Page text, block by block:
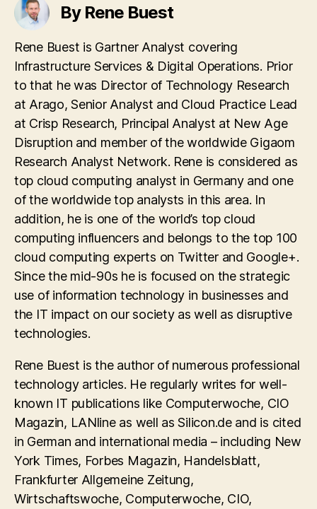
By Rene Buest
Rene Buest is Gartner Analyst covering
Infrastructure Services & Digital Operations. Prior
to that he was Director of Technology Research
at Arago, Senior Analyst and Cloud Practice Lead
at Crisp Research, Principal Analyst at New Age
Disruption and member of the worldwide Gigaom
Research Analyst Network. Rene is considered as
top cloud computing analyst in Germany and one
of the worldwide top analysts in this area. In
addition, he is one of the world’s top cloud
computing influencers and belongs to the top 100
cloud computing experts on Twitter and Google+.
Since the mid-90s he is focused on the strategic
use of information technology in businesses and
the IT impact on our society as well as disruptive
technologies.
Rene Buest is the author of numerous professional
technology articles. He regularly writes for well-
known IT publications like Computerwoche, CIO
Magazin, LANline as well as Silicon.de and is cited
in German and international media – including New
York Times, Forbes Magazin, Handelsblatt,
Frankfurter Allgemeine Zeitung,
Wirtschaftswoche, Computerwoche, CIO,